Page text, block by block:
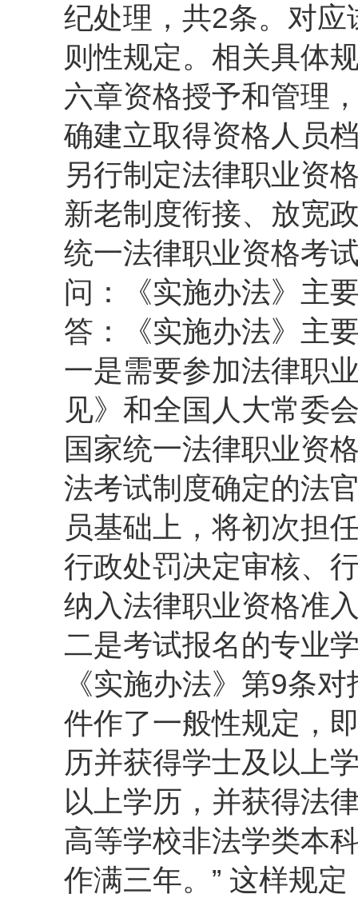
纪处理，共2条。对
则性规定。相关具体
六章资格授予和管理
确建立取得资格人员
另行制定法律职业资
新老制度衔接、放宽
统一法律职业资格考
问：《实施办法》主
答：《实施办法》主
一是需要参加法律职
见》和全国人大常委
国家统一法律职业资
法考试制度确定的法
员基础上，将初次担
行政处罚决定审核、
纳入法律职业资格准
二是考试报名的专业
《实施办法》第9条
件作了一般性规定，
历并获得学士及以上
以上学历，并获得法
高等学校非法学类本
作满三年。” 这样规